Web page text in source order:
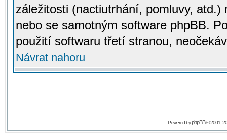
záležitosti (nactiutrhání, pomluvy,
nebo se samotným software phpBB.
použití softwaru třetí stranou,
Návrat nahoru
Powered byphpBB© 2001,